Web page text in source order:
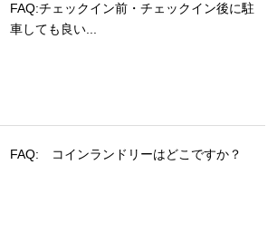
FAQ:チェックイン前・チェックイン後に駐
車しても良い...
FAQ: コインランドリーはどこですか？